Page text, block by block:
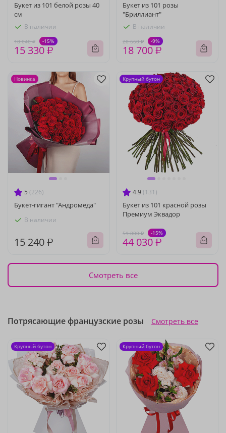
Букет из 101 белой розы 40
см
В наличии
18 040 ₽ -15%
15 330 ₽
Букет из 101 розы
"Бриллиант"
В наличии
20 660 ₽ -9%
18 700 ₽
5 (226)
Букет-гигант "Андромеда"
В наличии
15 240 ₽
Новинка
4.9 (131)
Букет из 101 красной розы
Премиум Эквадор
51 800 ₽ -15%
44 030 ₽
Крупный бутон
Смотреть все
Потрясающие французские розы Смотреть все
Крупный бутон Крупный бутон